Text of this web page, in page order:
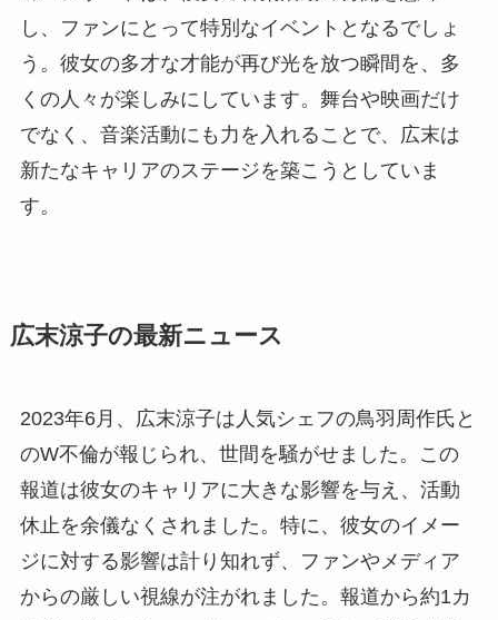
し、ファンにとって特別なイベントとなるでしょ
う。彼女の多才な才能が再び光を放つ瞬間を、多
くの人々が楽しみにしています。舞台や映画だけ
でなく、音楽活動にも力を入れることで、広末は
新たなキャリアのステージを築こうとしていま
す。
広末涼子の最新ニュース
2023年6月、広末涼子は人気シェフの鳥羽周作氏と
のW不倫が報じられ、世間を騒がせました。この
報道は彼女のキャリアに大きな影響を与え、活動
休止を余儀なくされました。特に、彼女のイメー
ジに対する影響は計り知れず、ファンやメディア
からの厳しい視線が注がれました。報道から約1カ